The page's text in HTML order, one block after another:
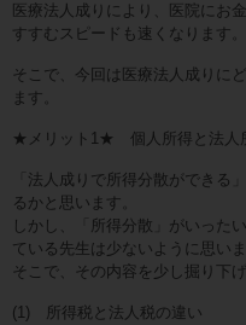
医療法人成りにより、医院にお
すすむスピードも速くなります。
そこで、今回は医療法人成りに
ます。
★メリット1★ 個人所得と法人
「法人成りで所得分散ができる
るかと思います。
しかし、「所得分散」がいった
ている先生は少ないように思いま
そこで、その内容を少し掘り下
(1) 所得税と法人税の違い